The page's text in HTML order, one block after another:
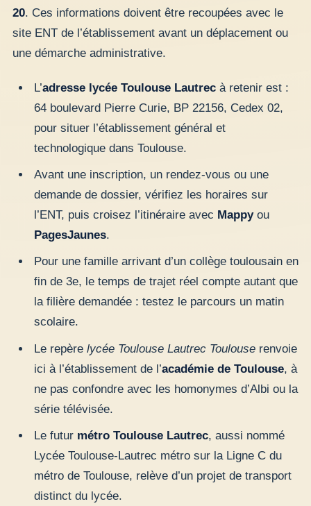
20. Ces informations doivent être recoupées avec le
site ENT de l’établissement avant un déplacement ou
une démarche administrative.
L’adresse lycée Toulouse Lautrecà retenir est :
64 boulevard Pierre Curie, BP 22156, Cedex 02,
pour situer l’établissement général et
technologique dans Toulouse.
Avant une inscription, un rendez-vous ou une
demande de dossier, vérifiez les horaires sur
l’ENT, puis croisez l’itinéraire avec Mappyou
PagesJaunes.
Pour une famille arrivant d’un collège toulousain en
fin de 3e, le temps de trajet réel compte autant que
la filière demandée : testez le parcours un matin
scolaire.
Le repère lycée Toulouse Lautrec Toulouserenvoie
ici à l’établissement de l’académie de Toulouse, à
ne pas confondre avec les homonymes d’Albi ou la
série télévisée.
Le futur métro Toulouse Lautrec, aussi nommé
Lycée Toulouse-Lautrec métro sur la Ligne C du
métro de Toulouse, relève d’un projet de transport
distinct du lycée.